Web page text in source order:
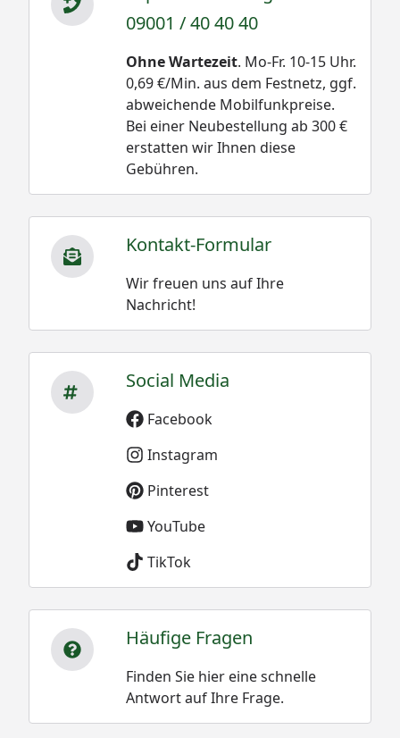
09001 / 40 40 40
Ohne Wartezeit. Mo-Fr. 10-15 Uhr.
0,69 €/Min. aus dem Festnetz, ggf.
abweichende Mobilfunkpreise.
Bei einer Neubestellung ab 300 €
erstatten wir Ihnen diese
Gebühren.
Kontakt-Formular
Wir freuen uns auf Ihre
Nachricht!
Social Media
Facebook
Instagram
Pinterest
YouTube
TikTok
Häufige Fragen
Finden Sie hier eine schnelle
Antwort auf Ihre Frage.